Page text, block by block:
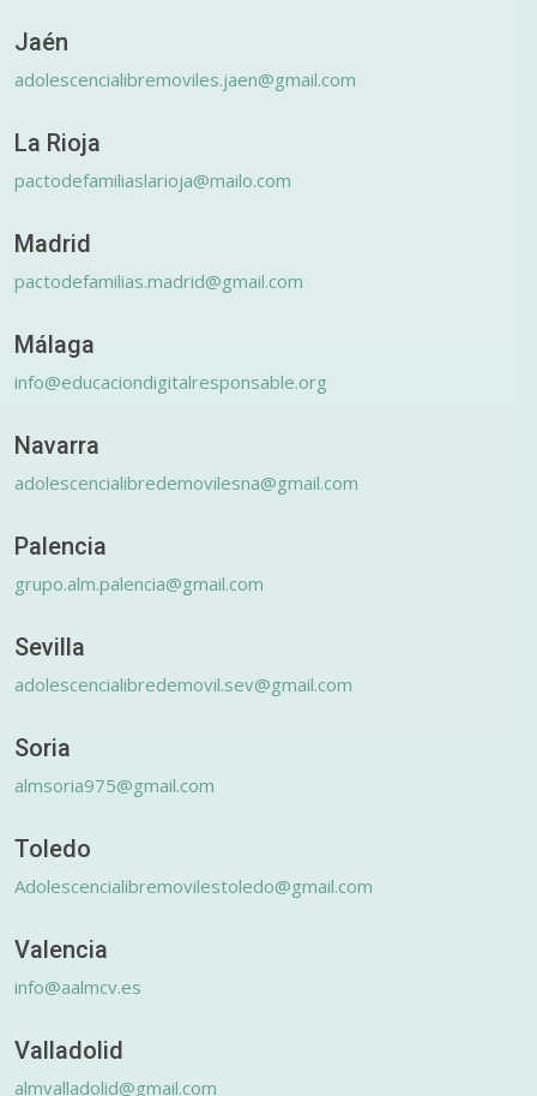
Jaén
adolescencialibremoviles.jaen@gmail.com
La Rioja
pactodefamiliaslarioja@mailo.com
Madrid
pactodefamilias.madrid@gmail.com
Málaga
info@educaciondigitalresponsable.org
Navarra
adolescencialibredemovilesna@gmail.com
Palencia
grupo.alm.palencia@gmail.com
Sevilla
adolescencialibredemovil.sev@gmail.com
Soria
almsoria975@gmail.com
Toledo
Adolescencialibremovilestoledo@gmail.com
Valencia
info@aalmcv.es
Valladolid
almvalladolid@gmail.com